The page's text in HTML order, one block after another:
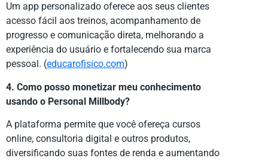
Um app personalizado oferece aos seus clientes
acesso fácil aos treinos, acompanhamento de
progresso e comunicação direta, melhorando a
experiência do usuário e fortalecendo sua marca
pessoal. (educarofisico.com)
4. Como posso monetizar meu conhecimento
usando o Personal Millbody?
A plataforma permite que você ofereça cursos
online, consultoria digital e outros produtos,
diversificando suas fontes de renda e aumentando